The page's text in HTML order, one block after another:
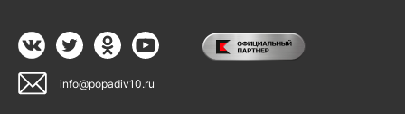
info@popadiv10.ru